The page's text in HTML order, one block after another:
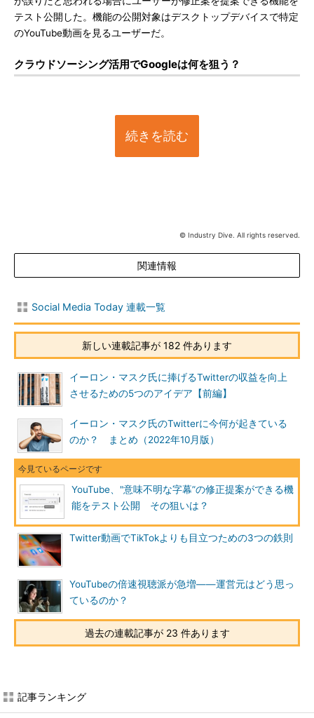
テスト公開した。機能の公開対象はデスクトップデバイスで特定
のYouTube動画を見るユーザーだ。
クラウドソーシング活用でGoogleは何を狙う？
続きを読む
© Industry Dive. All rights reserved.
関連情報
Social Media Today 連載一覧
新しい連載記事が 182 件あります
イーロン・マスク氏に捧げるTwitterの収益を向上
させるための5つのアイデア【前編】
イーロン・マスク氏のTwitterに今何が起きている
のか？ まとめ（2022年10月版）
YouTube、"意味不明な字幕”の修正提案ができる機
能をテスト公開 その狙いは？
Twitter動画でTikTokよりも目立つための3つの鉄則
YouTubeの倍速視聴派が急増――運営元はどう思っ
ているのか？
過去の連載記事が 23 件あります
記事ランキング